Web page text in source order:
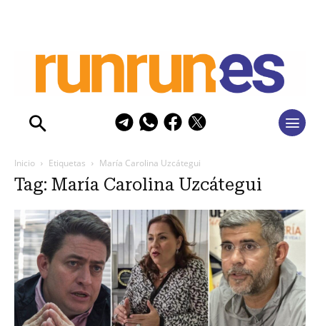
Inicio Etiquetas María Carolina Uzcátegui
Tag: María Carolina Uzcátegui